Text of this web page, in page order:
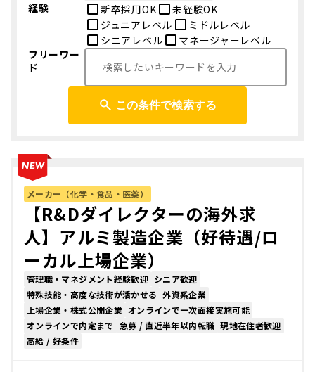
経験
新卒採用OK
未経験OK
ジュニアレベル
ミドルレベル
シニアレベル
マネージャーレベル
フリーワー
ド
この条件で検索する
メーカー（化学・食品・医薬）
【R&Dダイレクターの海外求
人】アルミ製造企業（好待遇/ロ
ーカル上場企業）
管理職・マネジメント経験歓迎 シニア歓迎
特殊技能・高度な技術が活かせる 外資系企業
上場企業・株式公開企業 オンラインで一次面接実施可能
オンラインで内定まで 急募 / 直近半年以内転職 現地在住者歓迎
高給 / 好条件